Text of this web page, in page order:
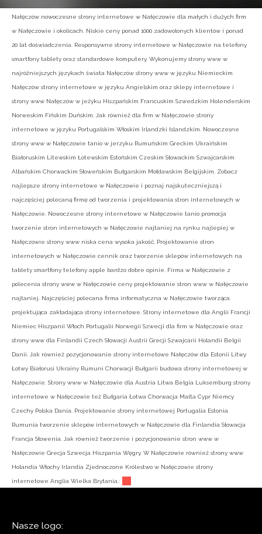
Nałęczów nowoczesne strony internetowe w Nałęczowie dla małych i dużych firm
w Nałęczowie i okolicach. Niskie ceny ponad 1000 zadowolonych klientów i ponad
20 lat doświadczenia. Responsywne strony internetowe w Nałęczowie na telefony
smartfony tablety oraz standardowe komputery. Wykonujemy strony www w
najróżniejszych językach świata Nałęczów strony www w języku Niemieckim
Nałęczów strony internetowe w języku Angielskim oraz sklepy internetowe i
strony www Nałęczów w jeżyku Hiszpańskim Francuskim Szwedzkim Holenderskim
Norweskim Fińskim Duńskim. Jak również dla firm w Nałęczowie strony
internetowe w języku Portugalskim Włoskim Irlandzki Islandzkim. Nowoczesne
strony www w Nałęczowie tanio w jerzyku Rumuńskim Greckim Ukraińskim
Białoruskim Litewskim Łotewskim Estońskim Czeskim Słowackim Szwajcarskim
Albańskim Chorwackim Słoweńskim Bułgarskim Mołdawskim Belgijskim. Zobacz
najlepsze strony internetowe w Nałęczowie i poznaj najskuteczniejszą i
najczęściej polecaną firmę od tworzenia i projektowania stron internetowych w
Nałęczowie. Nowoczesne strony internetowe w Nałęczowie tanio promocja
tworzenie stron internetowych w Nałęczowie najtaniej na rynku najlepiej w
Nałęczowie strony www niska cena wysoka jakość. Projektowanie stron
internetowych w Nałęczowie cennik oraz tworzenie sklepów internetowych na
tablety smartfony telefony apple bardzo dobre opinie. Firma w Nałęczowie z
polecenia strony www w Nałęczowie ceny projektowanie stron www w Nałęczowie
najtaniej. Najczęściej polecana firma informatyczna w Nałęczowie tworząca
projektująca zakładająca strony internetowe. Strony internetowe dla Anglii Francji
Niemiec Hiszpanii Włoch Portugalii Norwegii Szwecji dla firm w Nałęczowie oraz
strony www dla Finlandii Czech Słowacji Austrii Grecji Szwajcarii Holandii Belgii
Danii. Jak również pozycjonowanie strony internetowe Nałęczów dla Estonii Litwy
Łotwy Białorusi Ukrainy Rumuni Chorwacji Bułgarii budowa strony internetowej w
Nałęczowie. Strony www w Nałęczowie dla Austria Litwa Belgia Luksemburg strony
internetowe w Nałęczowie też Bułgaria Łotwa Chorwacja Malta Cypr Niemcy
Czechy Polska Dania. Projektowanie strony internetowej Portugalia Estonia
Rumunia tworzenie sklepów internetowych w Nałęczowie dla Finlandia Słowacja
Francja Słowenia. Jak również tworzenie i pozycjonowanie stron www w
Nałęczowie Grecja Szwecja Hiszpania Węgry. W Nałęczowie również strony www
Holandia Włochy Irlandia Zjednoczone Królestwo w Nałęczowie strony
internetowe Anglia Wielka Brytania.:
Nasze logo: